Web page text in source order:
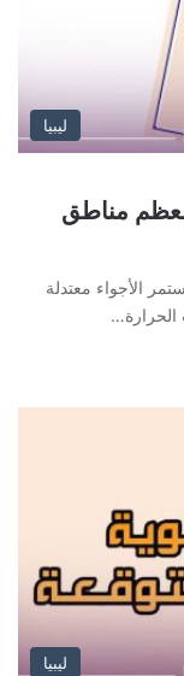
ليبيا
معظم مناطق
تستمر الأجواء معتدلة
الحرارة…
ليبيا